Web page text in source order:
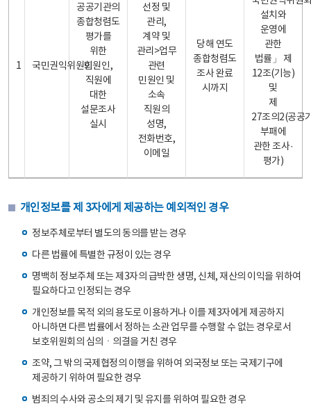
1 국민권익위원회
공공기관의
종합청렴도
평가를
위한
민원인,
직원에
대한
설문조사
실시
선정 및
관리,
계약 및
관리>업무
관련
민원인 및
소속
직원의
성명,
전화번호,
이메일
당해 연도
종합청렴도
조사 완료
시까지
설치와
운영에
관한
법률」 제
12조(기능)
및
제
27조의2(공공
부패에
관한 조사·
평가)
개인정보를 제 3자에게 제공하는 예외적인 경우
정보주체로부터 별도의 동의를 받는 경우
다른 법률에 특별한 규정이 있는 경우
명백히 정보주체 또는 제3자의 급박한 생명, 신체, 재산의 이익을 위하여
필요하다고 인정되는 경우
개인정보를 목적 외의 용도로 이용하거나 이를 제3자에게 제공하지
아니하면 다른 법률에서 정하는 소관 업무를 수행할 수 없는 경우로서
보호위원회의 심의ㆍ의결을 거친 경우
조약, 그 밖의 국제협정의 이행을 위하여 외국정보 또는 국제기구에
제공하기 위하여 필요한 경우
범죄의 수사와 공소의 제기 및 유지를 위하여 필요한 경우